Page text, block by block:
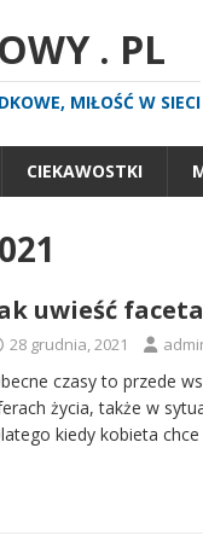
. PL
MIŁOŚĆ W SIECI
CIEKAWOSTKI
uwieść
28 grudnia, 2021
czasy to przede
życia, także w
kiedy kobieta